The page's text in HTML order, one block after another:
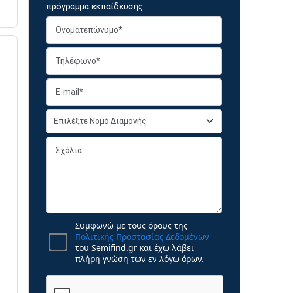
πρόγραμμα εκπαίδευσης.
Συμφωνώ με τους όρους της
Πολιτικής Προστασίας Δεδομένων
του Semifind.gr και έχω λάβει
πλήρη γνώση των εν λόγω όρων.